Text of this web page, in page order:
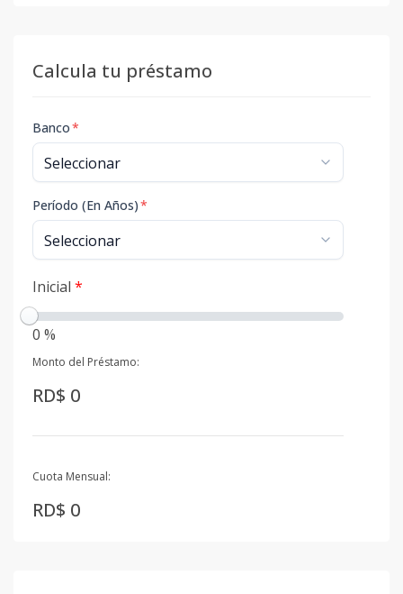
Calcula tu préstamo
Banco*
Período (En Años)*
Inicial *
0 %
Monto del Préstamo:
RD$ 0
Cuota Mensual:
RD$ 0